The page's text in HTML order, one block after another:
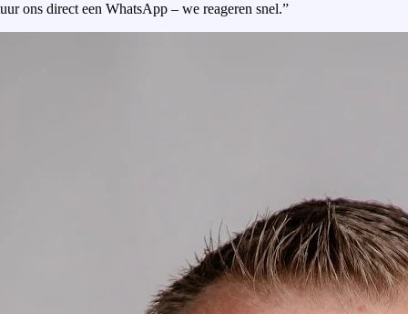
ons direct een WhatsApp – we reageren snel.”